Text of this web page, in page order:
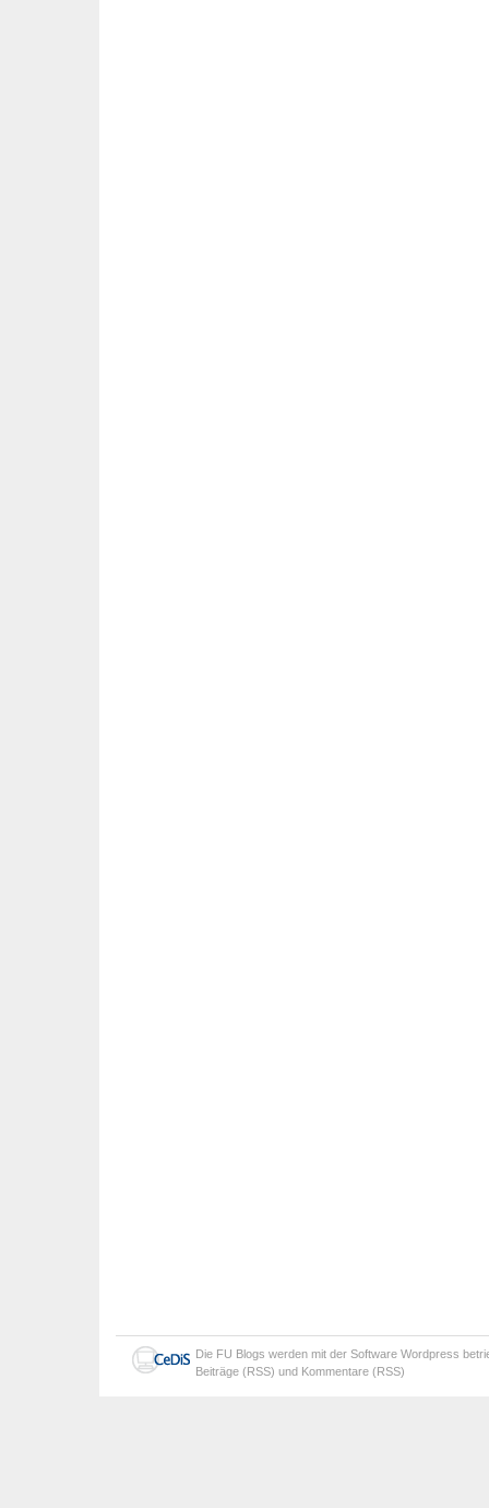
Die FU Blogs werden mit der Software Wordpress
Beiträge (RSS) und Kommentare (RSS)